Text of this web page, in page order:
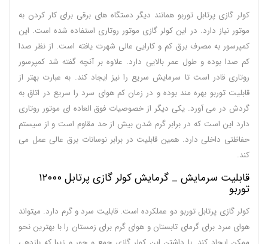
کولر گازی پرتابل توربو همانند دیگر دستگاه های برقی برای کار کردن به
موتور نیاز دارد. در این کولر گازی موتور روتاری استفاده شده است. این
کمپرسور به مصرف برق کم و کارایی عالی شهرت یافته است. از نظر صدا
کم صدا بوده و طول عمر بالایی دارد. علاوه بر آنچه گفته شد کمپرسور
روتاری قادر است تا سرمایش سریع را نیز ایجاد کند. به عبارت بهتر از
قابلیت توربو بهره مند بوده و در زمان کم هوای سرد را سریع در اتاق به
گردش در می آورد. یکی دیگر از خصوصیات فوق العاده ای موتور روتاری
دارد این است که در برابر گرم شدن بیش از حد مقاوم است و از سیستم
حفاظتی داخلی دارد. همین قابلیت در برابر نوسانات برق عالی عمل می
کند.
قابلیت سرمایش _ گرمایش کولر گازی پرتابل ۱۲۰۰۰
توربو
کولر گازی پرتابل توربو دو عملکرده است. قابلیت سرد و گرم دارد. میتواند
هوای سرد برای گرمای تابستان و هوای گرم برای زمستان را با بهترین نحو